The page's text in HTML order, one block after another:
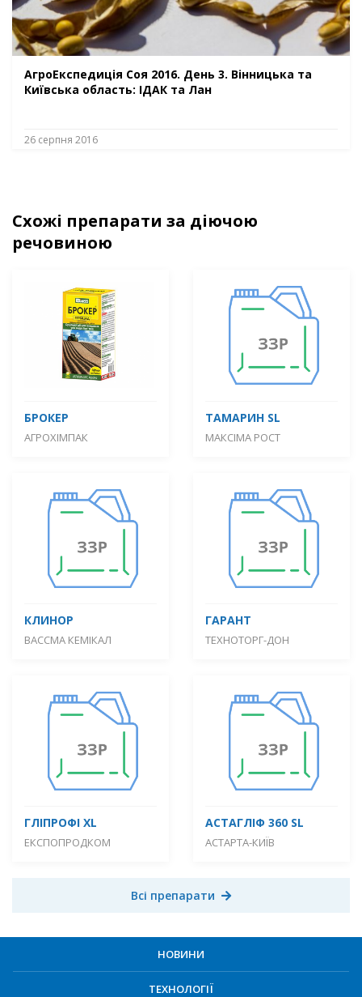
АгроЕкспедиція Соя 2016. День 3. Вінницька та
Київська область: ІДАК та Лан
26 серпня 2016
Схожі препарати за діючою
речовиною
БРОКЕР
АГРОХІМПАК
ТАМАРИН SL
МАКСІМА РОСТ
КЛИНОР
ВАССМА КЕМІКАЛ
ГАРАНТ
ТЕХНОТОРГ-ДОН
ГЛІПРОФІ XL
ЕКСПОПРОДКОМ
АСТАГЛІФ 360 SL
АСТАРТА-КИЇВ
Всі препарати
НОВИНИ
ТЕХНОЛОГІЇ